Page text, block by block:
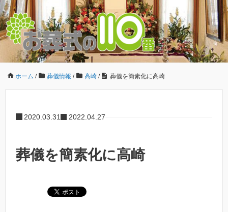
ホーム / 葬儀情報 / 高崎 / 葬儀を簡素化に高崎
2020.03.31 2022.04.27
葬儀を簡素化に高崎